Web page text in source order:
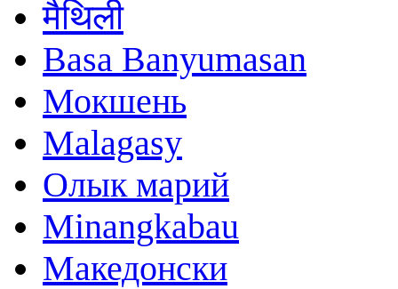
मैथिली
Basa Banyumasan
Мокшень
Malagasy
Олык марий
Minangkabau
Македонски